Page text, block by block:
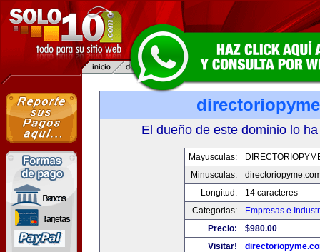
El dueño de este dominio lo
Mayusculas:
Minusculas:
Longitud:
14 caracteres
Categorias:
Empresas e
Precio:
$980.00
Visitar!